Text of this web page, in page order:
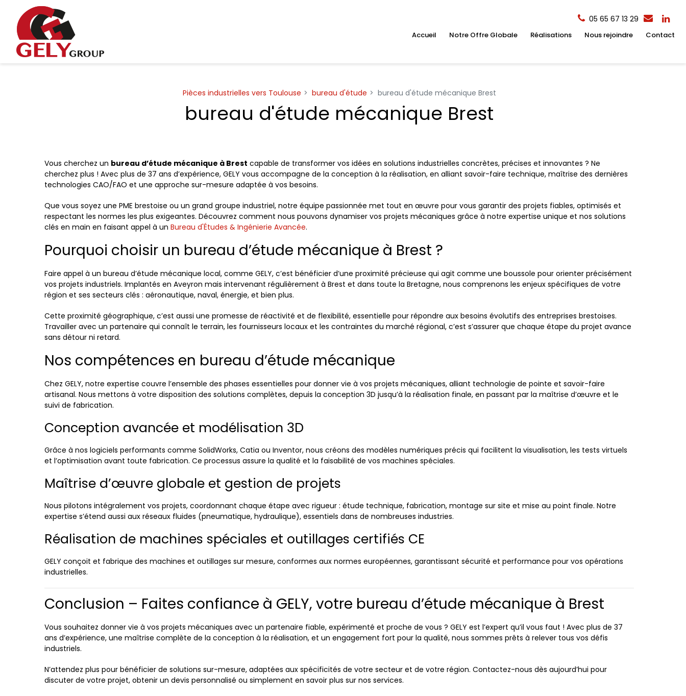
05 65 67 13 29
Accueil Notre Offre Globale Réalisations Nous rejoindre Contact
Pièces industrielles vers Toulouse bureau d'étude bureau d'étude mécanique Brest
bureau d'étude mécanique Brest
Vous cherchez un bureau d’étude mécanique à Brest capable de transformer vos idées en solutions industrielles concrètes, précises et innovantes ? Ne
cherchez plus ! Avec plus de 37 ans d’expérience, GELY vous accompagne de la conception à la réalisation, en alliant savoir-faire technique, maîtrise des dernières
technologies CAO/FAO et une approche sur-mesure adaptée à vos besoins.
Que vous soyez une PME brestoise ou un grand groupe industriel, notre équipe passionnée met tout en œuvre pour vous garantir des projets fiables, optimisés et
respectant les normes les plus exigeantes. Découvrez comment nous pouvons dynamiser vos projets mécaniques grâce à notre expertise unique et nos solutions
clés en main en faisant appel à un Bureau d'Études & Ingénierie Avancée.
Pourquoi choisir un bureau d’étude mécanique à Brest ?
Faire appel à un bureau d’étude mécanique local, comme GELY, c’est bénéficier d’une proximité précieuse qui agit comme une boussole pour orienter précisément
vos projets industriels. Implantés en Aveyron mais intervenant régulièrement à Brest et dans toute la Bretagne, nous comprenons les enjeux spécifiques de votre
région et ses secteurs clés : aéronautique, naval, énergie, et bien plus.
Cette proximité géographique, c’est aussi une promesse de réactivité et de flexibilité, essentielle pour répondre aux besoins évolutifs des entreprises brestoises.
Travailler avec un partenaire qui connaît le terrain, les fournisseurs locaux et les contraintes du marché régional, c’est s’assurer que chaque étape du projet avance
sans détour ni retard.
Nos compétences en bureau d’étude mécanique
Chez GELY, notre expertise couvre l’ensemble des phases essentielles pour donner vie à vos projets mécaniques, alliant technologie de pointe et savoir-faire
artisanal. Nous mettons à votre disposition des solutions complètes, depuis la conception 3D jusqu’à la réalisation finale, en passant par la maîtrise d’œuvre et le
suivi de fabrication.
Conception avancée et modélisation 3D
Grâce à nos logiciels performants comme SolidWorks, Catia ou Inventor, nous créons des modèles numériques précis qui facilitent la visualisation, les tests virtuels
et l’optimisation avant toute fabrication. Ce processus assure la qualité et la faisabilité de vos machines spéciales.
Maîtrise d’œuvre globale et gestion de projets
Nous pilotons intégralement vos projets, coordonnant chaque étape avec rigueur : étude technique, fabrication, montage sur site et mise au point finale. Notre
expertise s’étend aussi aux réseaux fluides (pneumatique, hydraulique), essentiels dans de nombreuses industries.
Réalisation de machines spéciales et outillages certifiés CE
GELY conçoit et fabrique des machines et outillages sur mesure, conformes aux normes européennes, garantissant sécurité et performance pour vos opérations
industrielles.
Conclusion – Faites confiance à GELY, votre bureau d’étude mécanique à Brest
Vous souhaitez donner vie à vos projets mécaniques avec un partenaire fiable, expérimenté et proche de vous ? GELY est l’expert qu’il vous faut ! Avec plus de 37
ans d’expérience, une maîtrise complète de la conception à la réalisation, et un engagement fort pour la qualité, nous sommes prêts à relever tous vos défis
industriels.
N’attendez plus pour bénéficier de solutions sur-mesure, adaptées aux spécificités de votre secteur et de votre région. Contactez-nous dès aujourd’hui pour
discuter de votre projet, obtenir un devis personnalisé ou simplement en savoir plus sur nos services.
Panneau de gestion des cookies